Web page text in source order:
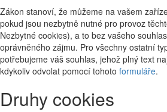
Zákon stanoví, že můžeme na vašem
pokud jsou nezbytně nutné pro provoz
Nezbytné cookies), a to bez vašeho
oprávněného zájmu. Pro všechny ostatní
potřebujeme váš souhlas, jehož plný text
kdykoliv odvolat pomocí tohoto formuláře.
Druhy cookies